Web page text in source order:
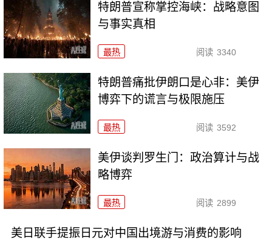
特朗普宣称掌控海峡：战略意图
与事实真相
最热 阅读 3340
特朗普痛批伊朗口是心非：美伊
博弈下的谎言与极限施压
最热 阅读 3592
美伊谈判罗生门：政治算计与战
略博弈
最热 阅读 2899
美日联手提振日元对中国出境游与消费的影响